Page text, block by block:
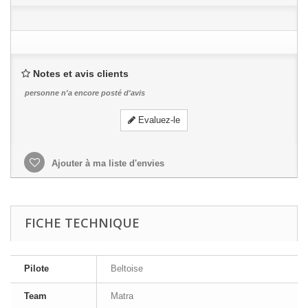
Notes et avis clients
personne n'a encore posté d'avis
Evaluez-le
Ajouter à ma liste d'envies
FICHE TECHNIQUE
Pilote Beltoise
Team Matra